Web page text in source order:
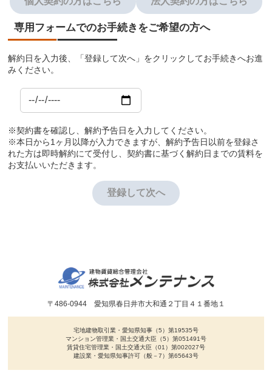
専用フォームでのお手続きをご希望の方へ
解約日を入力後、「登録して次へ」をクリックしてお手続きへお進
みください。
※契約書を確認し、解約予告日を入力してください。
※本日から1ヶ月以降が入力できますが、解約予告日以前を登録さ
れた方は即時解約にて受付し、契約書に基づく解約日までの賃料を
お支払いいただきます。
登録して次へ
〒486-0944 愛知県春日井市大和通２丁目４１番地１
宅地建物取引業・愛知県知事（5）第19535号
マンション管理業・国土交通大臣（5）第051491号
賃貸住宅管理業・国土交通大臣（01）第002027号
建設業・愛知県知事許可（般－7）第65643号